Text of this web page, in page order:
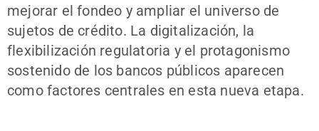
mejorar el fondeo y ampliar el universo de
sujetos de crédito. La digitalización, la
flexibilización regulatoria y el protagonismo
sostenido de los bancos públicos aparecen
como factores centrales en esta nueva etapa.